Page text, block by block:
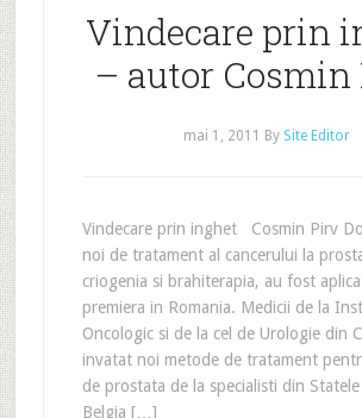
Vindecare prin
– autor Cosmin
mai 1, 2011 By Site Editor
Vindecare prin inghet Cosmin Pirv
noi de tratament al cancerului la
criogenia si brahiterapia, au fost
premiera in Romania. Medicii de la
Oncologic si de la cel de Urologie din
invatat noi metode de tratament
de prostata de la specialisti din
Belgia […]